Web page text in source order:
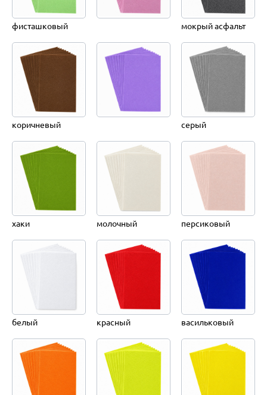
фисташковый мокрый асфальт
коричневый серый
хаки молочный персиковый
белый красный васильковый